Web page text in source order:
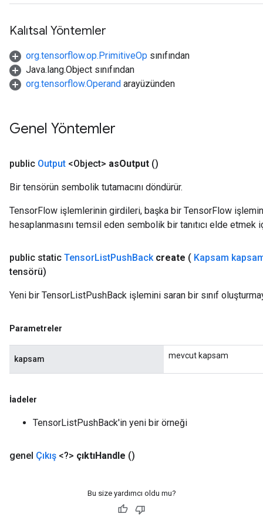
Kalıtsal Yöntemler
org.tensorflow.op.PrimitiveOp sınıfından
Java.lang.Object sınıfından
org.tensorflow.Operand arayüzünden
Genel Yöntemler
public Output <Object> asOutput ()
Bir tensörün sembolik tutamacını döndürür.
TensorFlow işlemlerinin girdileri, başka bir TensorFlow
hesaplanmasını temsil eden sembolik bir tanıtıcı elde etmek
public static TensorListPushBack create ( Kapsam
tensörü)
Yeni bir TensorListPushBack işlemini saran bir sınıf
Parametreler
kapsam mevcut kapsam
İadeler
TensorListPushBack'in yeni bir örneği
genel Çıkış <?> çıktıHandle ()
Bu size yardımcı oldu mu?